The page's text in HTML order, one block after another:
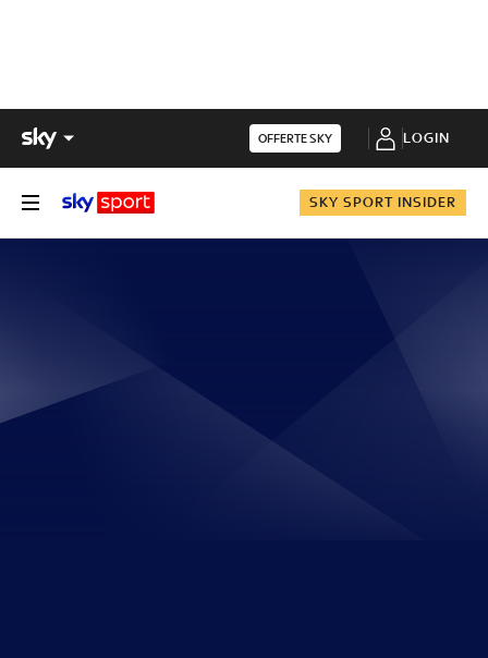
OFFERTE SKY LOGIN
SKY SPORT INSIDER